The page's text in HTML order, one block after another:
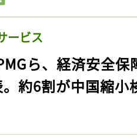
ービス
ら、経済安全
約6割が中国縮小
ログインが必
ログイン